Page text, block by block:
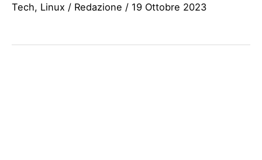
Tech, Linux / Redazione / 19 Ottobre 2023